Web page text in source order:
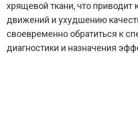
хрящевой ткани, что приводит
движений и ухудшению
своевременно обратиться к
диагностики и назначения